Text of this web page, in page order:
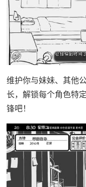
维护你与妹妹、其他
长，解锁每个角色特
锋吧！